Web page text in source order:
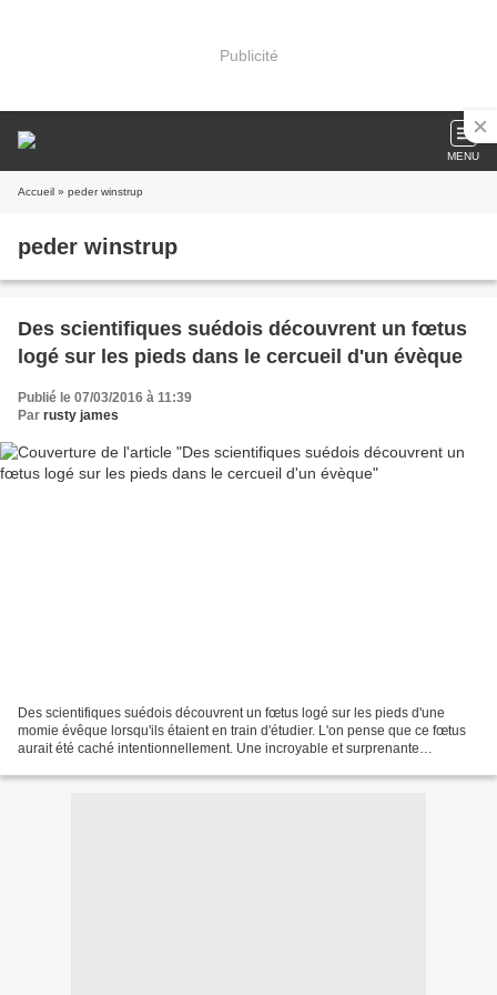
Publicité
MENU
Accueil » peder winstrup
peder winstrup
Des scientifiques suédois découvrent un fœtus
logé sur les pieds dans le cercueil d'un évèque
Publié le 07/03/2016 à 11:39
Par rusty james
Des scientifiques suédois découvrent un fœtus logé sur les pieds d'une
momie évêque lorsqu'ils étaient en train d'étudier. L'on pense que ce fœtus
aurait été caché intentionnellement. Une incroyable et surprenante